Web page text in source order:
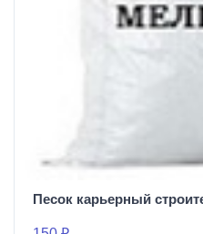
Песок карьерный